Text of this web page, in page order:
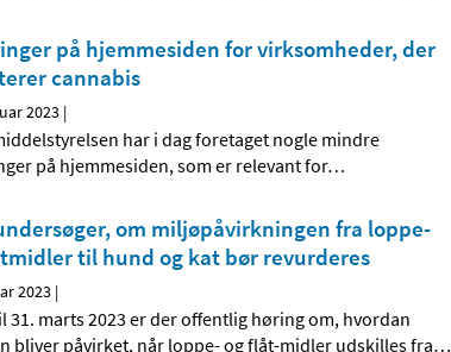
på hjemmesiden for virksomheder, der
cannabis
2023 |
har i dag foretaget nogle mindre
på hjemmesiden, som er relevant for…
om miljøpåvirkningen fra loppe-
til hund og kat bør revurderes
2023 |
31. marts 2023 er der offentlig høring om, hvordan
bliver påvirket, når loppe- og flåt-midler udskilles fra…